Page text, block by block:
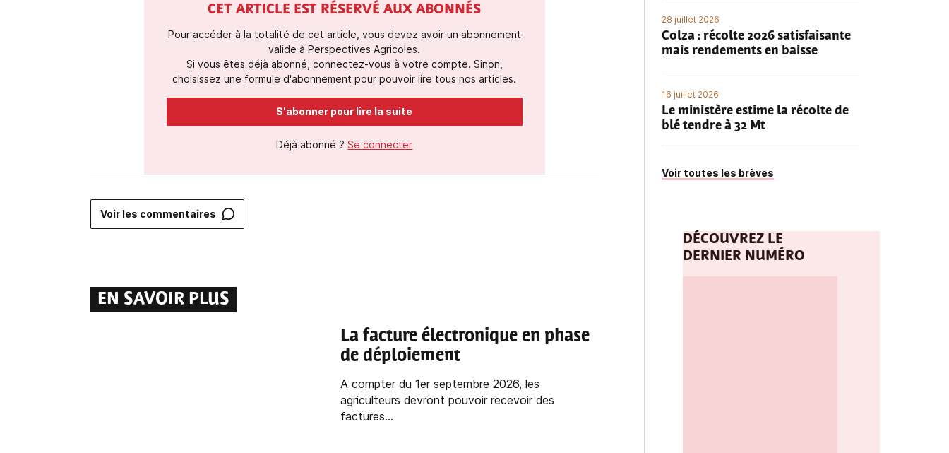
CET ARTICLE EST RÉSERVÉ AUX ABONNÉS
Pour accéder à la totalité de cet article, vous devez avoir un abonnement
valide à Perspectives Agricoles.
Si vous êtes déjà abonné, connectez-vous à votre compte. Sinon,
choisissez une formule d'abonnement pour pouvoir lire tous nos articles.
S'abonner pour lire la suite
Déjà abonné ? Se connecter
Voir les commentaires
EN SAVOIR PLUS
La facture électronique en phase
de déploiement
A compter du 1er septembre 2026, les
agriculteurs devront pouvoir recevoir des
factures...
28 juillet 2026
Colza : récolte 2026 satisfaisante
mais rendements en baisse
16 juillet 2026
Le ministère estime la récolte de
blé tendre à 32 Mt
Voir toutes les brèves
DÉCOUVREZ LE
DERNIER NUMÉRO